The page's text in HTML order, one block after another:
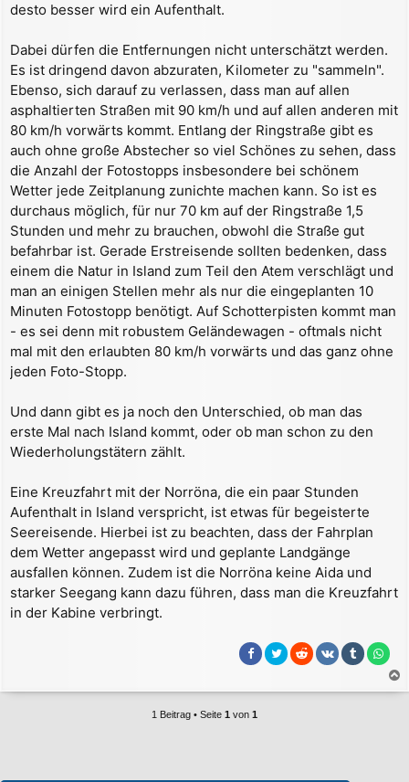
desto besser wird ein Aufenthalt.
Dabei dürfen die Entfernungen nicht unterschätzt werden.
Es ist dringend davon abzuraten, Kilometer zu "sammeln".
Ebenso, sich darauf zu verlassen, dass man auf allen
asphaltierten Straßen mit 90 km/h und auf allen anderen mit
80 km/h vorwärts kommt. Entlang der Ringstraße gibt es
auch ohne große Abstecher so viel Schönes zu sehen, dass
die Anzahl der Fotostopps insbesondere bei schönem
Wetter jede Zeitplanung zunichte machen kann. So ist es
durchaus möglich, für nur 70 km auf der Ringstraße 1,5
Stunden und mehr zu brauchen, obwohl die Straße gut
befahrbar ist. Gerade Erstreisende sollten bedenken, dass
einem die Natur in Island zum Teil den Atem verschlägt und
man an einigen Stellen mehr als nur die eingeplanten 10
Minuten Fotostopp benötigt. Auf Schotterpisten kommt man
- es sei denn mit robustem Geländewagen - oftmals nicht
mal mit den erlaubten 80 km/h vorwärts und das ganz ohne
jeden Foto-Stopp.
Und dann gibt es ja noch den Unterschied, ob man das
erste Mal nach Island kommt, oder ob man schon zu den
Wiederholungstätern zählt.
Eine Kreuzfahrt mit der Norröna, die ein paar Stunden
Aufenthalt in Island verspricht, ist etwas für begeisterte
Seereisende. Hierbei ist zu beachten, dass der Fahrplan
dem Wetter angepasst wird und geplante Landgänge
ausfallen können. Zudem ist die Norröna keine Aida und
starker Seegang kann dazu führen, dass man die Kreuzfahrt
in der Kabine verbringt.
a
1 Beitrag • Seite 1 von 1